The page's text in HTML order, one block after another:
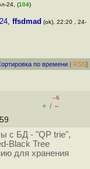
24, (104)
,ffsdmad (ok), 22:20 , 24-
по времени | RSS]
–6
+ / –
с БД - "QP trie",
Black Tree
для хранения